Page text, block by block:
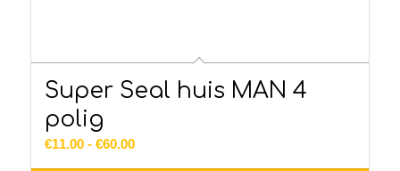
Super Seal huis MAN 4
polig
€11.00 - €60.00Prijsklasse: